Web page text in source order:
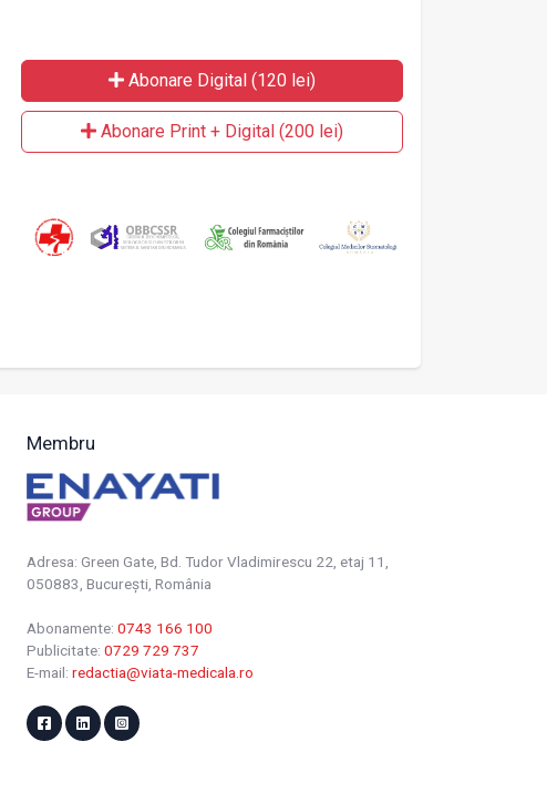
Abonare Digital (120 lei)
Abonare Print + Digital (200 lei)
Membru
Adresa: Green Gate, Bd. Tudor Vladimirescu 22, etaj 11,
050883, Bucureşti, România
Abonamente: 0743 166 100
Publicitate: 0729 729 737
E-mail: redactia@viata-medicala.ro